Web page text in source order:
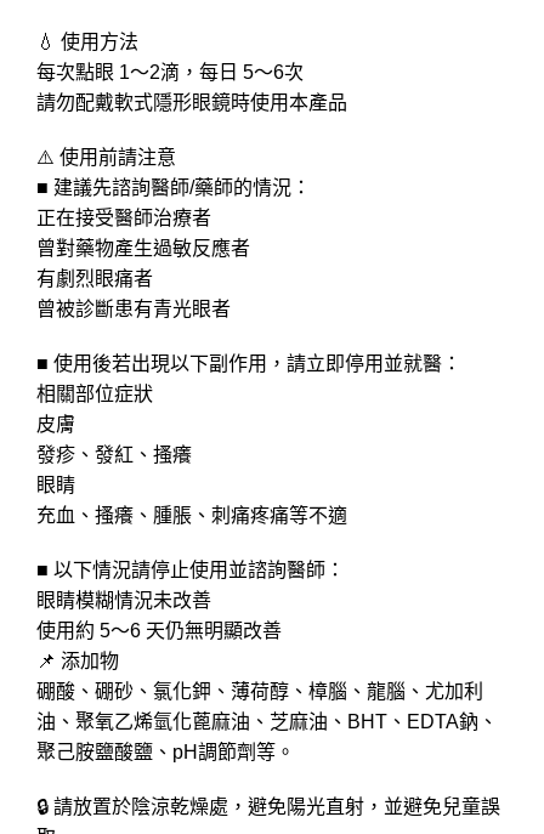
💧 使用方法
每次點眼 1～2滴，每日 5～6次
請勿配戴軟式隱形眼鏡時使用本產品
⚠️ 使用前請注意
■ 建議先諮詢醫師/藥師的情況：
正在接受醫師治療者
曾對藥物產生過敏反應者
有劇烈眼痛者
曾被診斷患有青光眼者
■ 使用後若出現以下副作用，請立即停用並就醫：
相關部位症狀
皮膚
發疹、發紅、搔癢
眼睛
充血、搔癢、腫脹、刺痛疼痛等不適
■ 以下情況請停止使用並諮詢醫師：
眼睛模糊情況未改善
使用約 5～6 天仍無明顯改善
📌 添加物
硼酸、硼砂、氯化鉀、薄荷醇、樟腦、龍腦、尤加利
油、聚氧乙烯氫化蓖麻油、芝麻油、BHT、EDTA鈉、
聚己胺鹽酸鹽、pH調節劑等。
🔒 請放置於陰涼乾燥處，避免陽光直射，並避免兒童誤